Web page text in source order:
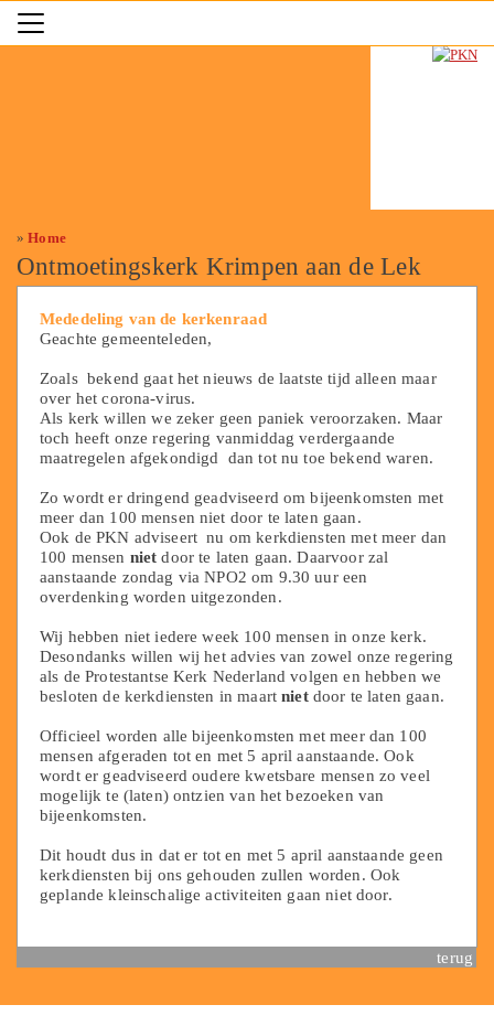
»Home
Ontmoetingskerk Krimpen aan de Lek
Mededeling van de kerkenraad
Geachte gemeenteleden,
Zoals bekend gaat het nieuws de laatste tijd alleen maar
over het corona-virus.
Als kerk willen we zeker geen paniek veroorzaken. Maar
toch heeft onze regering vanmiddag verdergaande
maatregelen afgekondigd dan tot nu toe bekend waren.
Zo wordt er dringend geadviseerd om bijeenkomsten met
meer dan 100 mensen niet door te laten gaan.
Ook de PKN adviseert nu om kerkdiensten met meer dan
100 mensen niet door te laten gaan. Daarvoor zal
aanstaande zondag via NPO2 om 9.30 uur een
overdenking worden uitgezonden.
Wij hebben niet iedere week 100 mensen in onze kerk.
Desondanks willen wij het advies van zowel onze regering
als de Protestantse Kerk Nederland volgen en hebben we
besloten de kerkdiensten in maartnietdoor te laten gaan.
Officieel worden alle bijeenkomsten met meer dan 100
mensen afgeraden tot en met 5 april aanstaande. Ook
wordt er geadviseerd oudere kwetsbare mensen zo veel
mogelijk te (laten) ontzien van het bezoeken van
bijeenkomsten.
Dit houdt dus in dat er tot en met 5 april aanstaande geen
kerkdiensten bij ons gehouden zullen worden. Ook
geplande kleinschalige activiteiten gaan niet door.
terug